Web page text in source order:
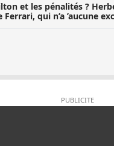
et les pénalités ?
qui n’a ’aucune